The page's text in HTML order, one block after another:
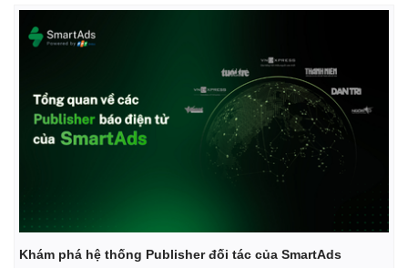
Khám phá hệ thống Publisher đối tác của SmartAds